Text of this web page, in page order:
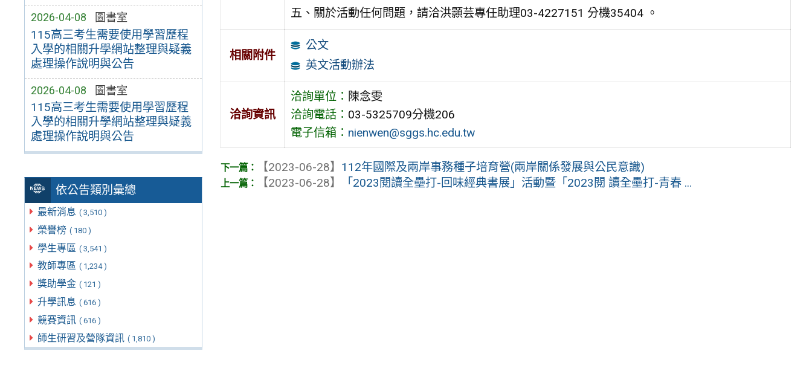
2026-04-08 圖書室
115高三考生需要使用學習歷程
入學的相關升學網站整理與疑義
處理操作說明與公告
2026-04-08 圖書室
115高三考生需要使用學習歷程
入學的相關升學網站整理與疑義
處理操作說明與公告
依公告類別彙總
最新消息 ( 3,510 )
榮譽榜 ( 180 )
學生專區 ( 3,541 )
教師專區 ( 1,234 )
獎助學金 ( 121 )
升學訊息 ( 616 )
競賽資訊 ( 616 )
師生研習及營隊資訊 ( 1,810 )
五、關於活動任何問題，請洽洪顥芸專任助理03-4227151 分機35404 。
相關附件
公文
英文活動辦法
洽詢資訊
洽詢單位： 陳念雯
洽詢電話： 03-5325709分機206
電子信箱： nienwen@sggs.hc.edu.tw
【2023-06-28】 112年國際及兩岸事務種子培育營(兩岸關係發展與公民意識)
【2023-06-28】
「2023閱讀全壘打-回味經典書展」活動暨「2023閱 讀全壘打-青春 ...